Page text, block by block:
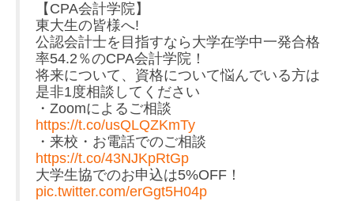
【CPA会計学院】
東大生の皆様へ!
公認会計士を目指すなら大学在学中一発合格
率54.2％のCPA会計学院！
将来について、資格について悩んでいる方は
是非1度相談してください
・Zoomによるご相談
https://t.co/usQLQZKmTy
・来校・お電話でのご相談
https://t.co/43NJKpRtGp
大学生協でのお申込は5%OFF！
pic.twitter.com/erGgt5H04p